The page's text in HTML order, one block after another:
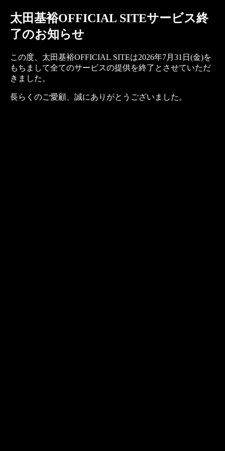
太田基裕OFFICIAL SITEサービス終
了のお知らせ
この度、太田基裕OFFICIAL SITEは2026年7月31日(金)を
もちまして全てのサービスの提供を終了とさせていただ
きました。
長らくのご愛顧、誠にありがとうございました。